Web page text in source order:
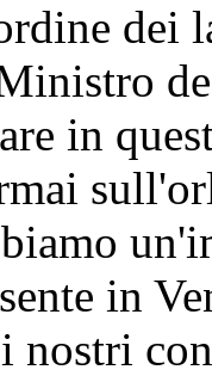
dei
in
in
nostri